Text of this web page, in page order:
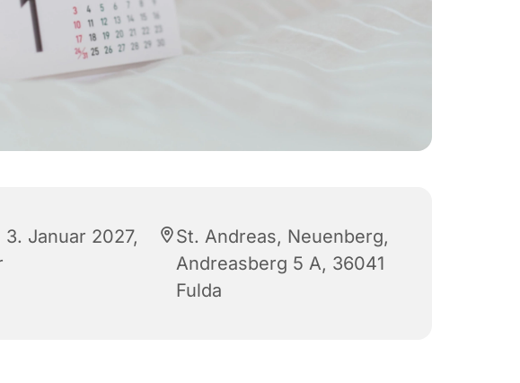
3. Januar 2027,
St. Andreas, Neuenberg,
Andreasberg 5 A, 36041
Fulda